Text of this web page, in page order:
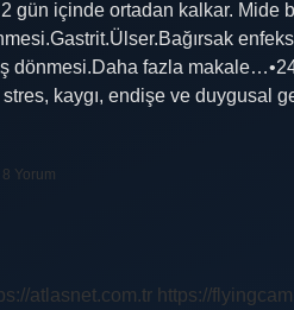
gün içinde ortadan kalkar. Mide
dönmesi.Daha fazla
stres, kaygı, endişe ve
8 Yorum
atlasnet.com.tr https://